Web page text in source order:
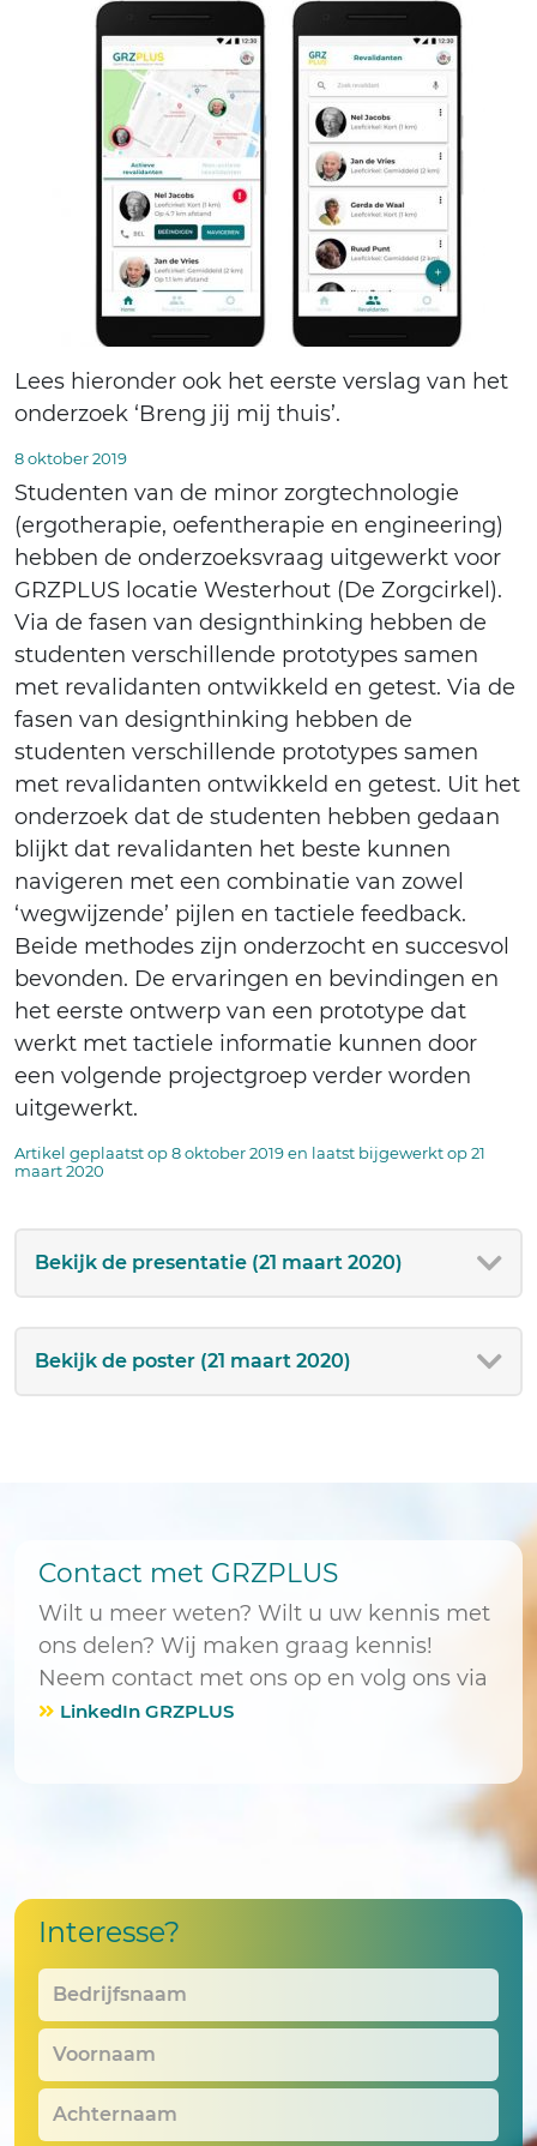
Lees hieronder ook het eerste verslag van het
onderzoek ‘Breng jij mij thuis’.
8 oktober 2019
Studenten van de minor zorgtechnologie
(ergotherapie, oefentherapie en engineering)
hebben de onderzoeksvraag uitgewerkt voor
GRZPLUS locatie Westerhout (De Zorgcirkel).
Via de fasen van designthinking hebben de
studenten verschillende prototypes samen
met revalidanten ontwikkeld en getest. Via de
fasen van designthinking hebben de
studenten verschillende prototypes samen
met revalidanten ontwikkeld en getest. Uit het
onderzoek dat de studenten hebben gedaan
blijkt dat revalidanten het beste kunnen
navigeren met een combinatie van zowel
‘wegwijzende’ pijlen en tactiele feedback.
Beide methodes zijn onderzocht en succesvol
bevonden. De ervaringen en bevindingen en
het eerste ontwerp van een prototype dat
werkt met tactiele informatie kunnen door
een volgende projectgroep verder worden
uitgewerkt.
Artikel geplaatst op 8 oktober 2019 en laatst bijgewerkt op 21
maart 2020
Bekijk de presentatie (21 maart 2020)
Bekijk de poster (21 maart 2020)
Contact met GRZPLUS
Wilt u meer weten? Wilt u uw kennis met
ons delen? Wij maken graag kennis!
Neem contact met ons op en volg ons via
LinkedIn GRZPLUS
Interesse?
Bedrijfsnaam
Voornaam
Achternaam